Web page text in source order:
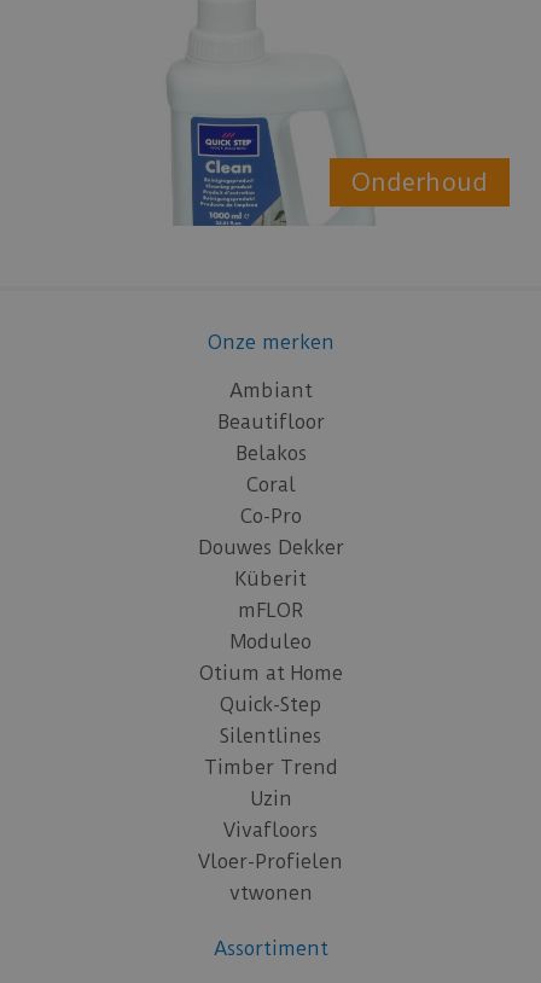
Onderhoud
Onze merken
Ambiant
Beautifloor
Belakos
Coral
Co-Pro
Douwes Dekker
Küberit
mFLOR
Moduleo
Otium at Home
Quick-Step
Silentlines
Timber Trend
Uzin
Vivafloors
Vloer-Profielen
vtwonen
Assortiment